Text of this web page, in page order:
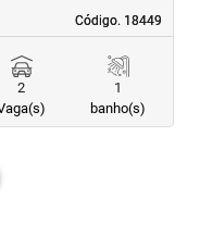
Código. 18449
Código. 18449
2
1
banho(s)